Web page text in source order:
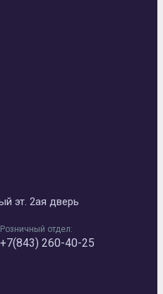
эт. 2ая дверь
Розничный отдел:
+7(843) 260-40-25